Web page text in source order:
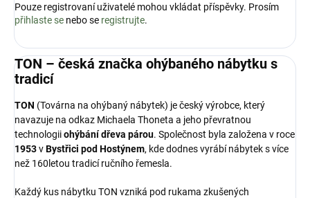
Pouze registrovaní uživatelé mohou vkládat příspěvky. Prosím
přihlaste se nebo se registrujte.
TON – česká značka ohýbaného nábytku s
tradicí
TON (Továrna na ohýbaný nábytek) je český výrobce, který
navazuje na odkaz Michaela Thoneta a jeho převratnou
technologiiohýbání dřeva párou. Společnost byla založena v roce
1953vBystřici pod Hostýnem, kde dodnes vyrábí nábytek s více
než 160letou tradicí ručního řemesla.
Každý kus nábytku TON vzniká pod rukama zkušených